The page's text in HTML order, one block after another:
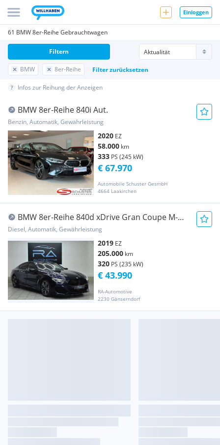
Einloggen
61 BMW 8er-Reihe Gebrauchtwagen
BMW 8er-Reihe Filter zurücksetzen
Filtern
Infos zur Reihung der Anzeigen
BMW 8er-Reihe 840i Aut.
Benzin, Automatik, Gewährleistung
2020 EZ
58.000 km
333 PS (245 kW)
Automobile Schuster GesmbH
4664 Laakirchen
€ 67.970
BMW 8er-Reihe 840d xDrive Gran Coupe M-
Paket *LASER*SOFTCLOSE...
Diesel, Automatik, Gewährleistung
2019 EZ
205.000 km
320 PS (235 kW)
RA-Automotive
2230 Gänserndorf
€ 43.990